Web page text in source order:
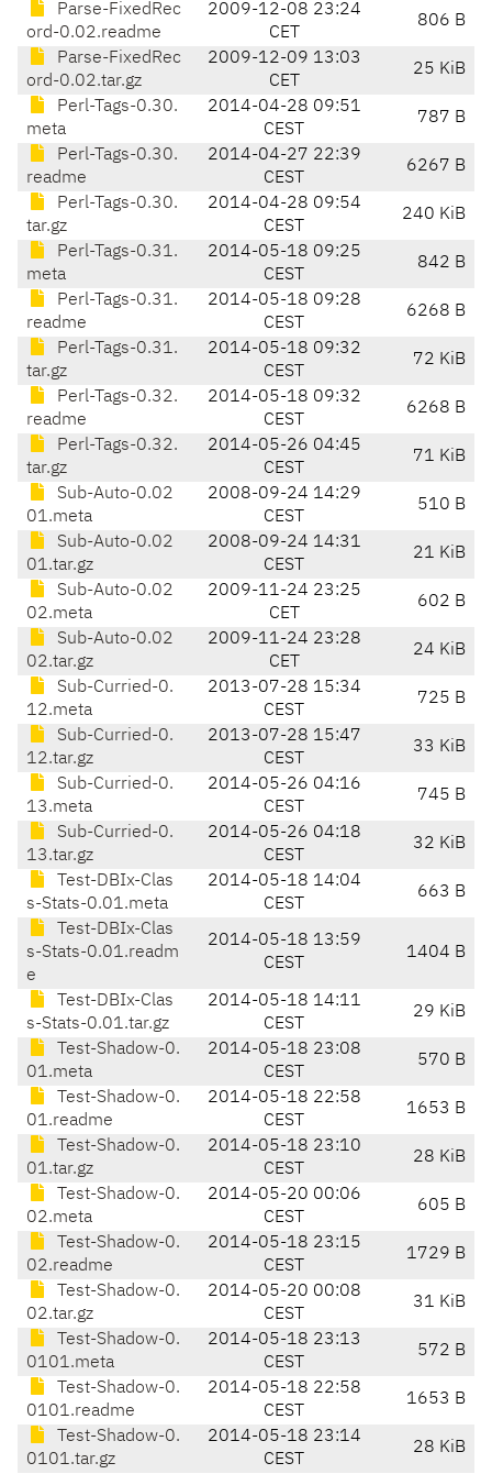
Parse-FixedRec
ord-0.02.readme
2009-12-08 23:24
CET
806 B
Parse-FixedRec
ord-0.02.tar.gz
2009-12-09 13:03
CET
25 KiB
Perl-Tags-0.30.
meta
2014-04-28 09:51
CEST
787 B
Perl-Tags-0.30.
readme
2014-04-27 22:39
CEST
6267 B
Perl-Tags-0.30.
tar.gz
2014-04-28 09:54
CEST
240 KiB
Perl-Tags-0.31.
meta
2014-05-18 09:25
CEST
842 B
Perl-Tags-0.31.
readme
2014-05-18 09:28
CEST
6268 B
Perl-Tags-0.31.
tar.gz
2014-05-18 09:32
CEST
72 KiB
Perl-Tags-0.32.
readme
2014-05-18 09:32
CEST
6268 B
Perl-Tags-0.32.
tar.gz
2014-05-26 04:45
CEST
71 KiB
Sub-Auto-0.02
01.meta
2008-09-24 14:29
CEST
510 B
Sub-Auto-0.02
01.tar.gz
2008-09-24 14:31
CEST
21 KiB
Sub-Auto-0.02
02.meta
2009-11-24 23:25
CET
602 B
Sub-Auto-0.02
02.tar.gz
2009-11-24 23:28
CET
24 KiB
Sub-Curried-0.
12.meta
2013-07-28 15:34
CEST
725 B
Sub-Curried-0.
12.tar.gz
2013-07-28 15:47
CEST
33 KiB
Sub-Curried-0.
13.meta
2014-05-26 04:16
CEST
745 B
Sub-Curried-0.
13.tar.gz
2014-05-26 04:18
CEST
32 KiB
Test-DBIx-Clas
s-Stats-0.01.meta
2014-05-18 14:04
CEST
663 B
Test-DBIx-Clas
s-Stats-0.01.readm
e
2014-05-18 13:59
CEST
1404 B
Test-DBIx-Clas
s-Stats-0.01.tar.gz
2014-05-18 14:11
CEST
29 KiB
Test-Shadow-0.
01.meta
2014-05-18 23:08
CEST
570 B
Test-Shadow-0.
01.readme
2014-05-18 22:58
CEST
1653 B
Test-Shadow-0.
01.tar.gz
2014-05-18 23:10
CEST
28 KiB
Test-Shadow-0.
02.meta
2014-05-20 00:06
CEST
605 B
Test-Shadow-0.
02.readme
2014-05-18 23:15
CEST
1729 B
Test-Shadow-0.
02.tar.gz
2014-05-20 00:08
CEST
31 KiB
Test-Shadow-0.
0101.meta
2014-05-18 23:13
CEST
572 B
Test-Shadow-0.
0101.readme
2014-05-18 22:58
CEST
1653 B
Test-Shadow-0.
0101.tar.gz
2014-05-18 23:14
CEST
28 KiB